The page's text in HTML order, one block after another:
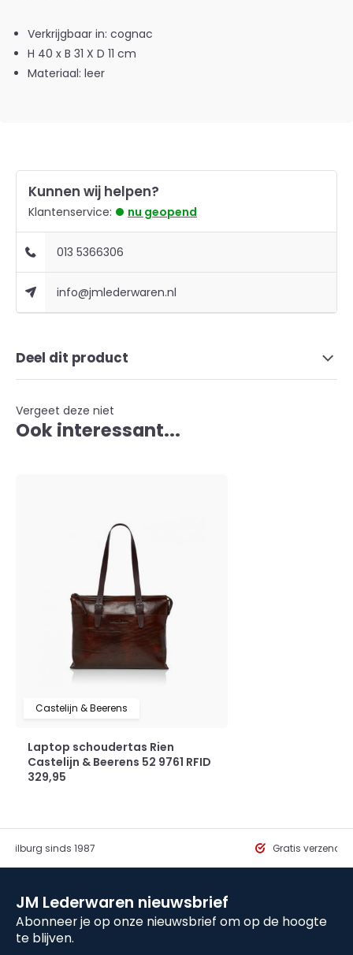
Verkrijgbaar in: cognac
H 40 x B 31 X D 11 cm
Materiaal: leer
Kunnen wij helpen?
Klantenservice: nu geopend
013 5366306
info@jmlederwaren.nl
Deel dit product
Vergeet deze niet
Ook interessant...
Castelijn & Beerens
Laptop schoudertas Rien
Castelijn & Beerens 52 9761 RFID
329,95
Tilburg sinds 1987 Gratis
JM Lederwaren nieuwsbrief
Abonneer je op onze nieuwsbrief om op de hoogte
te blijven.